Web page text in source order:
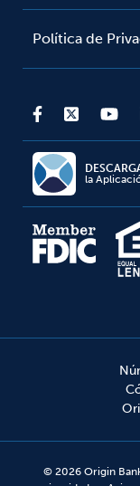
Política de
la
© 2026 Origin